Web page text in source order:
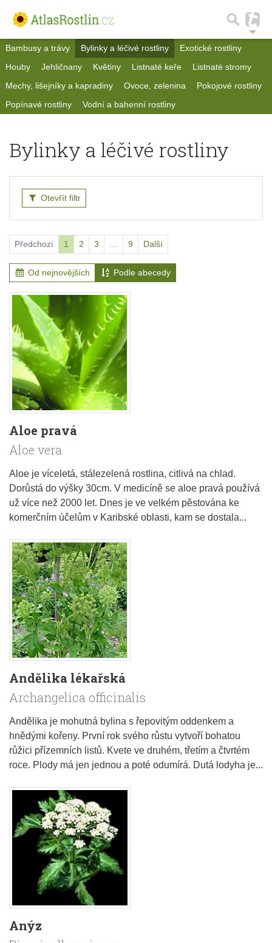
Bambusy a trávy Bylinky a léčivé rostliny
Exotické rostliny
Houby
Jehličnany Květiny Listnaté keře
Listnaté stromy
Mechy, lišejníky a kapradiny
Ovoce, zelenina
Pokojové rostliny
Popínavé rostliny
Vodní a bahenní rostliny
Bylinky a léčivé rostliny
Otevřít filtr
Předchozí 1 2 3 9 Další
Od nejnovějších Podle abecedy
Aloe pravá
Aloe vera
Aloe je víceletá, stálezelená rostlina, citlivá na chlad.
Dorůstá do výšky 30cm. V medicíně se aloe pravá používá
už více než 2000 let. Dnes je ve velkém pěstována ke
komerčním účelům v Karibské oblasti, kam se dostala...
Andělika lékařská
Archangelica officinalis
Andělika je mohutná bylina s řepovitým oddenkem a
hnědými kořeny. První rok svého růstu vytvoří bohatou
růžici přízemních listů. Kvete ve druhém, třetím a čtvrtém
roce. Plody má jen jednou a poté odumírá. Dutá lodyha je...
Anýz